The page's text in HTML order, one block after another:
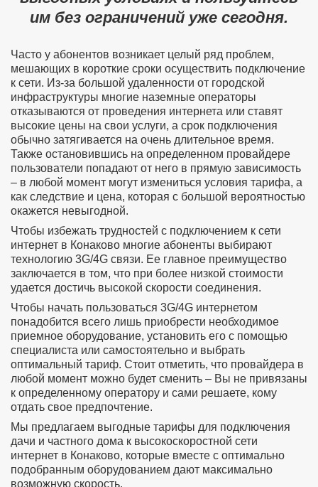
им без ограничений уже сегодня.
Часто у абонентов возникает целый ряд проблем,
мешающих в короткие сроки осуществить подключение
к сети. Из-за большой удаленности от городской
инфраструктуры многие наземные операторы
отказываются от проведения интернета или ставят
высокие цены на свои услуги, а срок подключения
обычно затягивается на очень длительное время.
Также остановившись на определенном провайдере
пользователи попадают от него в прямую зависимость
– в любой момент могут измениться условия тарифа, а
как следствие и цена, которая с большой вероятностью
окажется невыгодной.
Чтобы избежать трудностей с подключением к сети
интернет в Конаково многие абоненты выбирают
технологию 3G/4G связи. Ее главное преимущество
заключается в том, что при более низкой стоимости
удается достичь высокой скорости соединения.
Чтобы начать пользоваться 3G/4G интернетом
понадобится всего лишь приобрести необходимое
приемное оборудование, установить его с помощью
специалиста или самостоятельно и выбрать
оптимальный тариф. Стоит отметить, что провайдера в
любой момент можно будет сменить – Вы не привязаны
к определенному оператору и сами решаете, кому
отдать свое предпочтение.
Мы предлагаем выгодные тарифы для подключения
дачи и частного дома к высокоскоростной сети
интернет в Конаково, которые вместе с оптимально
подобранным оборудованием дают максимально
возможную скорость.